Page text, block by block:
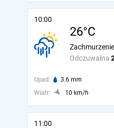
10:00
26°C
Odczuwalna
Opad: 3.6 mm
Wiatr:
10 km/h
11:00